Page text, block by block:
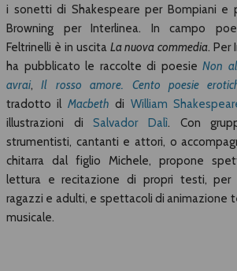
i sonetti di Shakespeare per Bompiani e
Browning per Interlinea. In campo
Feltrinelli è in uscita La nuova commedia. Per
ha pubblicato le raccolte di poesie Non
avrai,Il rosso amore. Cento poesie
tradotto il Macbeth di William
illustrazioni diSalvador Dalì. Con
strumentisti, cantanti e attori, o
chitarra dal figlio Michele, propone
lettura e recitazione di propri testi, per
ragazzi e adulti, e spettacoli di animazione
musicale.